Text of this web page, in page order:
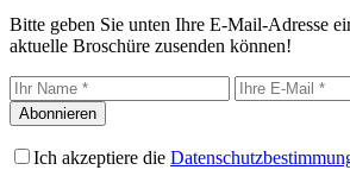
Bitte geben Sie unten Ihre E-Mail-Adresse
aktuelle Broschüre zusenden können!
Abonnieren
Ich akzeptiere die